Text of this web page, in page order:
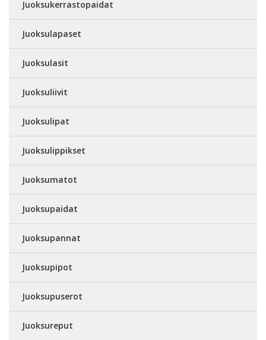
Juoksukerrastopaidat
Juoksulapaset
Juoksulasit
Juoksuliivit
Juoksulipat
Juoksulippikset
Juoksumatot
Juoksupaidat
Juoksupannat
Juoksupipot
Juoksupuserot
Juoksureput